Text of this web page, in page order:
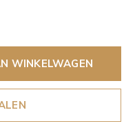
WINKELWAGEN